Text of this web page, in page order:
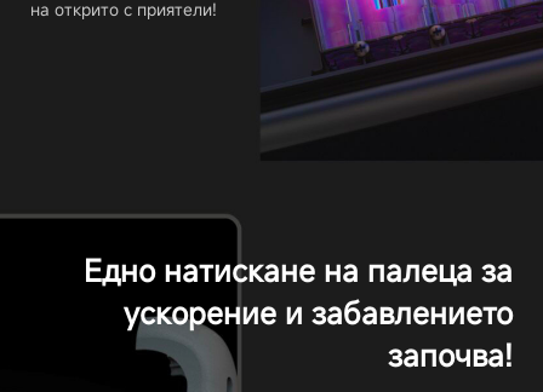
на открито с приятели!
Едно натискане на палеца за
ускорение и забавлението
започва!